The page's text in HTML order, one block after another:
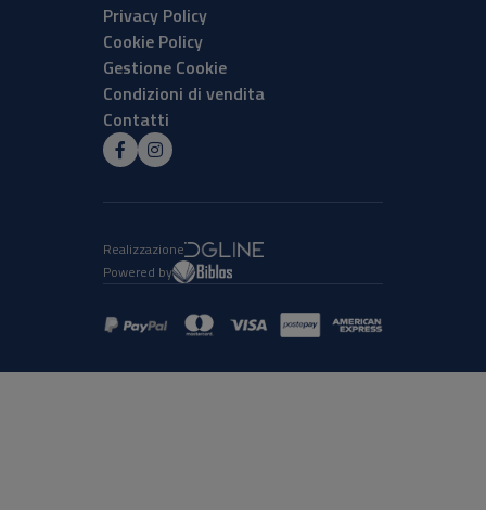
Privacy Policy
Cookie Policy
Gestione Cookie
Condizioni di vendita
Contatti
Realizzazione
Powered by